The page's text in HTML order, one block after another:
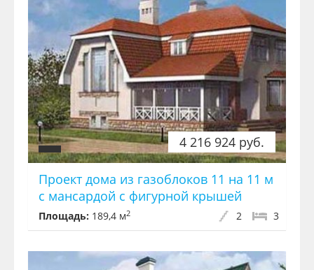
4 216 924 руб.
Проект дома из газоблоков 11 на 11 м
с мансардой с фигурной крышей
Площадь: 189,4 м2 3
2